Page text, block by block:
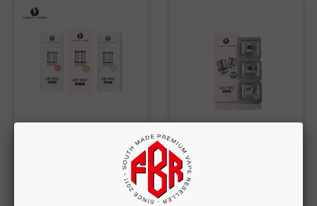
Ricambio Ultra Boost
Disponibile
Lost Vape Testine di
Ricambio UB Pro x3
pezzi